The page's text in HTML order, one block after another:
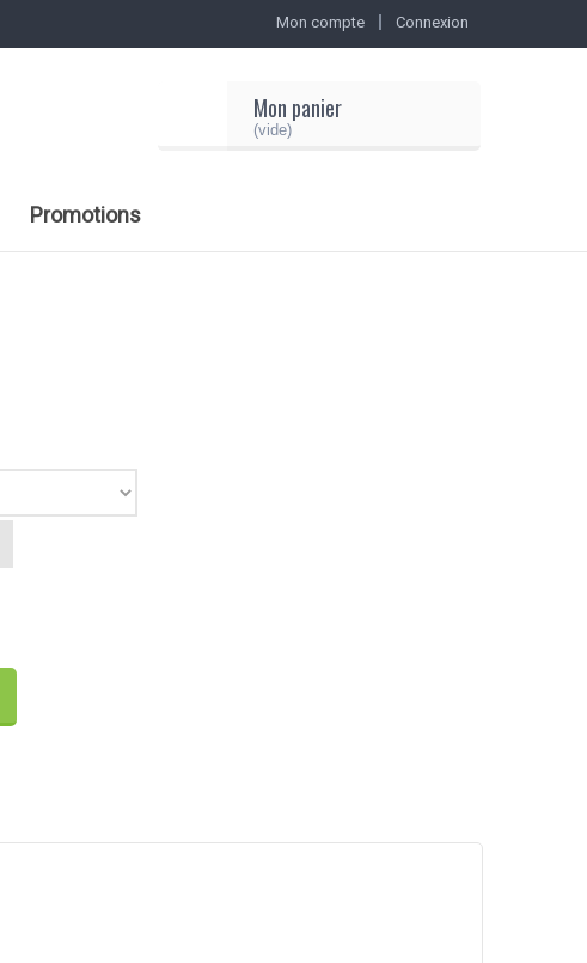
Mon compte Connexion
Mon panier
(vide)
Promotions